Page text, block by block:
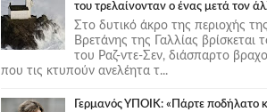
του τρελαίνονταν ο ένας μετά τον
Στο δυτικό άκρο της περιοχής της
Βρετάνης της Γαλλίας βρίσκεται
του Ραζ-ντε-Σεν, διάσπαρτο
που τις κτυπούν ανελέητα τ...
Γερμανός ΥΠΟΙΚ: «Πάρτε ποδήλατο